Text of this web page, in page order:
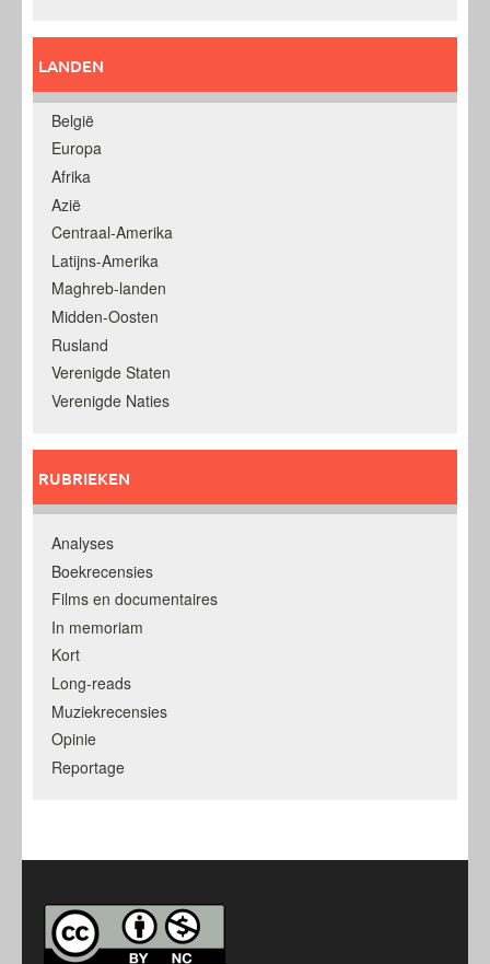
LANDEN
België
Europa
Afrika
Azië
Centraal-Amerika
Latijns-Amerika
Maghreb-landen
Midden-Oosten
Rusland
Verenigde Staten
Verenigde Naties
RUBRIEKEN
Analyses
Boekrecensies
Films en documentaires
In memoriam
Kort
Long-reads
Muziekrecensies
Opinie
Reportage